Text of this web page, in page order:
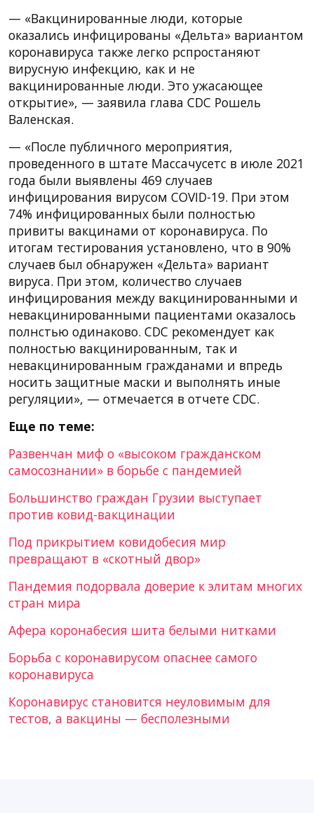
— «Вакцинированные люди, которые
оказались инфицированы «Дельта» вариантом
коронавируса также легко рспростаняют
вирусную инфекцию, как и не
вакцинированные люди. Это ужасающее
открытие», — заявила глава CDC Рошель
Валенская.
— «После публичного мероприятия,
проведенного в штате Массачусетс в июле 2021
года были выявлены 469 случаев
инфицирования вирусом COVID-19. При этом
74% инфицированных были полностью
привиты вакцинами от коронавируса. По
итогам тестирования установлено, что в 90%
случаев был обнаружен «Дельта» вариант
вируса. При этом, количество случаев
инфицирования между вакцинированными и
невакцинированными пациентами оказалось
полнстью одинаково. CDC рекомендует как
полностью вакцинированным, так и
невакцинированным гражданами и впредь
носить защитные маски и выполнять иные
регуляции», — отмечается в отчете CDC.
Еще по теме:
Развенчан миф о «высоком гражданском
самосознании» в борьбе с пандемией
Большинство граждан Грузии выступает
против ковид-вакцинации
Под прикрытием ковидобесия мир
превращают в «скотный двор»
Пандемия подорвала доверие к элитам многих
стран мира
Афера коронабесия шита белыми нитками
Борьба с коронавирусом опаснее самого
коронавируса
Коронавирус становится неуловимым для
тестов, а вакцины — бесполезными